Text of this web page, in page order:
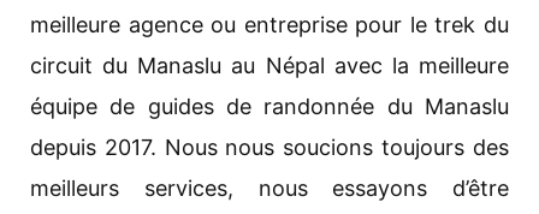
meilleure agence ou entreprise pour le trek du
circuit du Manaslu au Népal avec la meilleure
équipe de guides de randonnée du Manaslu
depuis 2017. Nous nous soucions toujours des
meilleurs services, nous essayons d’être